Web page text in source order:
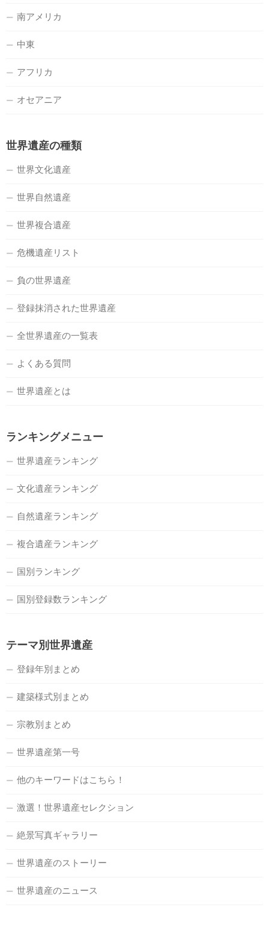
南アメリカ
中東
アフリカ
オセアニア
世界遺産の種類
世界文化遺産
世界自然遺産
世界複合遺産
危機遺産リスト
負の世界遺産
登録抹消された世界遺産
全世界遺産の一覧表
よくある質問
世界遺産とは
ランキングメニュー
世界遺産ランキング
文化遺産ランキング
自然遺産ランキング
複合遺産ランキング
国別ランキング
国別登録数ランキング
テーマ別世界遺産
登録年別まとめ
建築様式別まとめ
宗教別まとめ
世界遺産第一号
他のキーワードはこちら！
激選！世界遺産セレクション
絶景写真ギャラリー
世界遺産のストーリー
世界遺産のニュース